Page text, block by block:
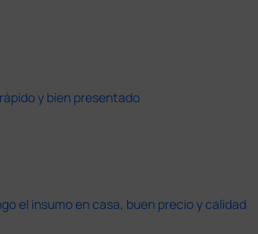
y bien presentado
el insumo en casa, buen precio y calidad